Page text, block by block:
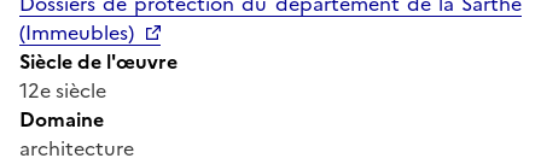
(Immeubles)
Siècle de l'œuvre
12e siècle
Domaine
architecture